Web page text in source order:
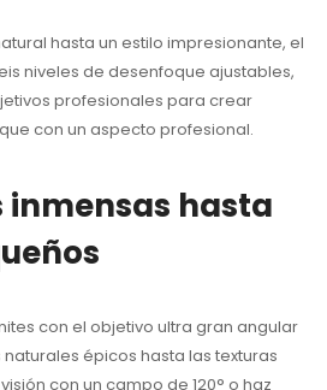
hasta un estilo impresionante, el
niveles de desenfoque ajustables,
profesionales para crear
con un aspecto profesional.
inmensas hasta
con el objetivo ultra gran angular
épicos hasta las texturas
con un campo de 120° o haz